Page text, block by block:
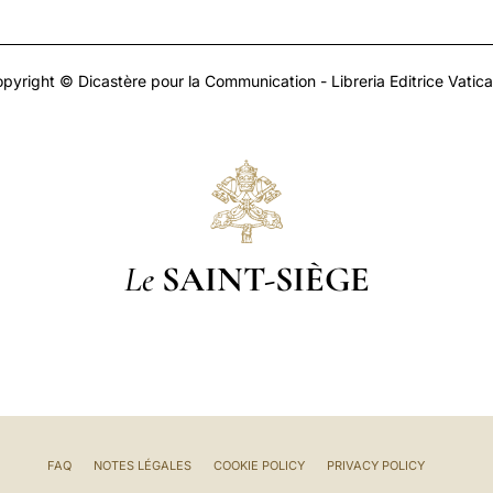
© Dicastère pour la Communication - Libreria Editrice
Le SAINT-SIÈGE
FAQ NOTES LÉGALES COOKIE POLICY PRIVACY POLICY